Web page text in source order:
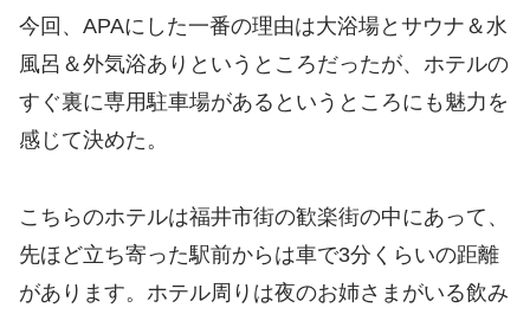
今回、APAにした一番の理由は大浴場とサウナ＆水
風呂＆外気浴ありというところだったが、ホテルの
すぐ裏に専用駐車場があるというところにも魅力を
感じて決めた。
こちらのホテルは福井市街の歓楽街の中にあって、
先ほど立ち寄った駅前からは車で3分くらいの距離
があります。ホテル周りは夜のお姉さまがいる飲み